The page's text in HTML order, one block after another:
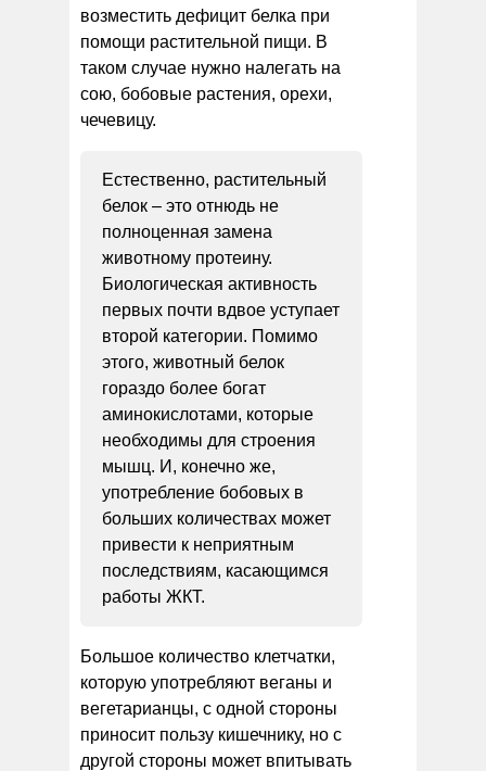
возместить дефицит белка при
помощи растительной пищи. В
таком случае нужно налегать на
сою, бобовые растения, орехи,
чечевицу.
Естественно, растительный
белок – это отнюдь не
полноценная замена
животному протеину.
Биологическая активность
первых почти вдвое уступает
второй категории. Помимо
этого, животный белок
гораздо более богат
аминокислотами, которые
необходимы для строения
мышц. И, конечно же,
употребление бобовых в
больших количествах может
привести к неприятным
последствиям, касающимся
работы ЖКТ.
Большое количество клетчатки,
которую употребляют веганы и
вегетарианцы, с одной стороны
приносит пользу кишечнику, но с
другой стороны может впитывать